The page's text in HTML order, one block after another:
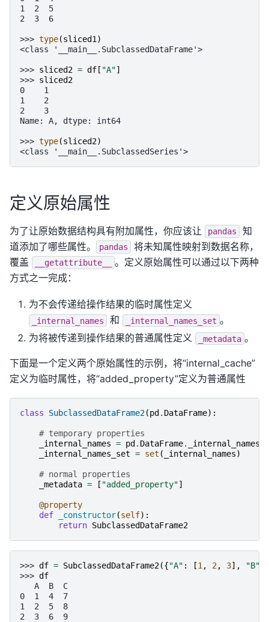
1  2  5
2  3  6
>>> type(sliced1 )
<class '__main__.SubclassedDataFrame'>
>>> sliced2 = df [ "A"]
>>> sliced2
0    1
1    2
2    3
Name: A, dtype: int64
>>> type(sliced2)
<class '__main__.SubclassedSeries'>
定义原始属性
为了让原始数据结构具有附加属性，你应该让 pandas
知
道添加了哪些属性。
pandas
将未知属性映射到数据名称，
覆盖
__getattribute__
。定义原始属性可以通过以下两种
方式之一完成：
为不会传递给操作结果的临时属性定义
_internal_names 和 _internal_names_set 。
为将被传递到操作结果的普通属性定义
_metadata 。
下面是一个定义两个原始属性的示例，将“internal_cache”
定义为临时属性，将“added_property”定义为普通属性
class SubclassedDataFrame2(pd . DataFrame):
# temporary properties
_internal_names = pd . DataFrame. _internal_names
_internal_names_set = set ( _internal_names)
# normal properties
_metadata = [ "added_property"]
@property
def
_constructor(self):
return SubclassedDataFrame2
>>> df = SubclassedDataFrame2({"A" : [1 , 2, 3], "B"
>>> df
   A  B  C
0  1  4  7
1  2  5  8
2  3  6  9